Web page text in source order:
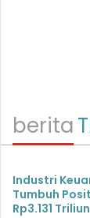
berita
Industri
Tumbuh
Rp3.131 Triliun